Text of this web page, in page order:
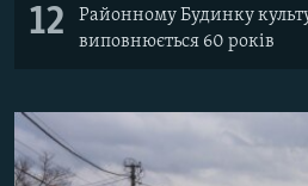
12
Районному Будинку
виповнюється 60 років